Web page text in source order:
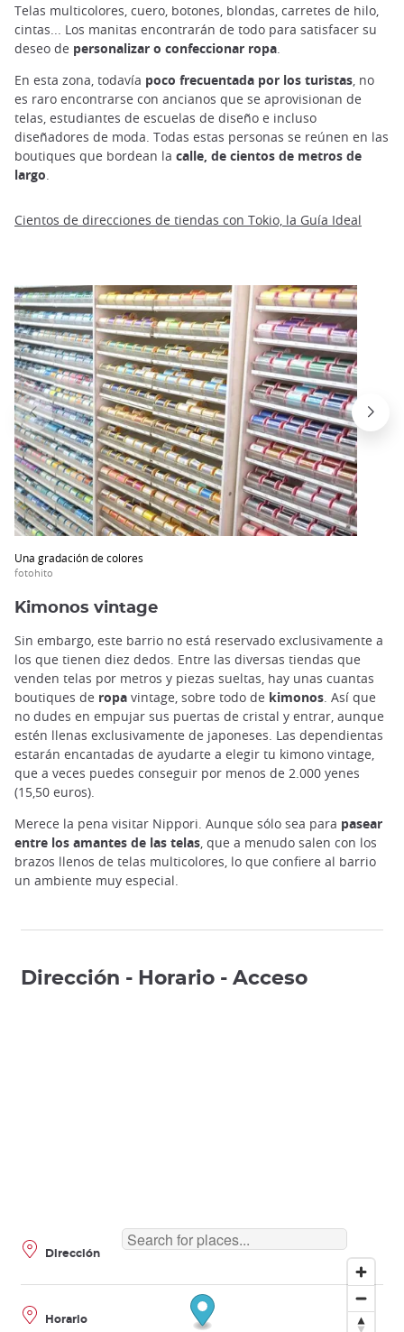
Telas multicolores, cuero, botones, blondas, carretes de hilo,
cintas... Los manitas encontrarán de todo para satisfacer su
deseo de personalizar o confeccionar ropa.
En esta zona, todavía poco frecuentada por los turistas, no
es raro encontrarse con ancianos que se aprovisionan de
telas, estudiantes de escuelas de diseño e incluso
diseñadores de moda. Todas estas personas se reúnen en las
boutiques que bordean la calle, de cientos de metros de
largo.
Cientos de direcciones de tiendas con Tokio, la Guía Ideal
Una gradación de colores
fotohito
Kimonos vintage
Sin embargo, este barrio no está reservado exclusivamente a
los que tienen diez dedos. Entre las diversas tiendas que
venden telas por metros y piezas sueltas, hay unas cuantas
boutiques de ropa vintage, sobre todo de kimonos. Así que
no dudes en empujar sus puertas de cristal y entrar, aunque
estén llenas exclusivamente de japoneses. Las dependientas
estarán encantadas de ayudarte a elegir tu kimono vintage,
que a veces puedes conseguir por menos de 2.000 yenes
(15,50 euros).
Merece la pena visitar Nippori. Aunque sólo sea para pasear
entre los amantes de las telas, que a menudo salen con los
brazos llenos de telas multicolores, lo que confiere al barrio
un ambiente muy especial.
Dirección - Horario - Acceso
Dirección
Horario